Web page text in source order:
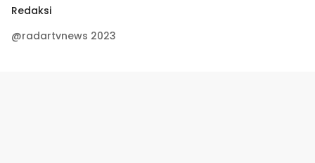
Redaksi
@radartvnews 2023